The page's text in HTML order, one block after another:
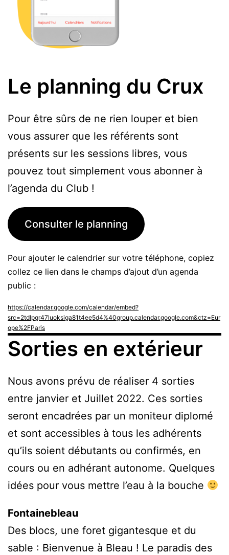
Le planning du Crux
Pour être sûrs de ne rien louper et bien
vous assurer que les référents sont
présents sur les sessions libres, vous
pouvez tout simplement vous abonner à
l’agenda du Club !
Consulter le planning
Pour ajouter le calendrier sur votre téléphone, copiez
collez ce lien dans le champs d’ajout d’un agenda
public :
https://calendar.google.com/calendar/embed?
src=2tdlpgr47luoksiga81t4ee5d4%40group.calendar.google.com&ctz=Eur
ope%2FParis
Sorties en extérieur
Nous avons prévu de réaliser 4 sorties
entre janvier et Juillet 2022. Ces sorties
seront encadrées par un moniteur diplomé
et sont accessibles à tous les adhérents
qu’ils soient débutants ou confirmés, en
cours ou en adhérant autonome. Quelques
idées pour vous mettre l’eau à la bouche
Fontainebleau
Des blocs, une foret gigantesque et du
sable : Bienvenue à Bleau ! Le paradis des